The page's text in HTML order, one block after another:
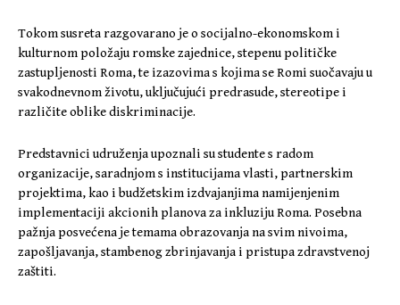
Tokom susreta razgovarano je o socijalno-ekonomskom i
kulturnom položaju romske zajednice, stepenu političke
zastupljenosti Roma, te izazovima s kojima se Romi suočavaju u
svakodnevnom životu, uključujući predrasude, stereotipe i
različite oblike diskriminacije.
Predstavnici udruženja upoznali su studente s radom
organizacije, saradnjom s institucijama vlasti, partnerskim
projektima, kao i budžetskim izdvajanjima namijenjenim
implementaciji akcionih planova za inkluziju Roma. Posebna
pažnja posvećena je temama obrazovanja na svim nivoima,
zapošljavanja, stambenog zbrinjavanja i pristupa zdravstvenoj
zaštiti.